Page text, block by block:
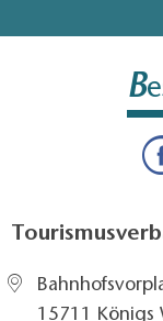
B
15711 Königs